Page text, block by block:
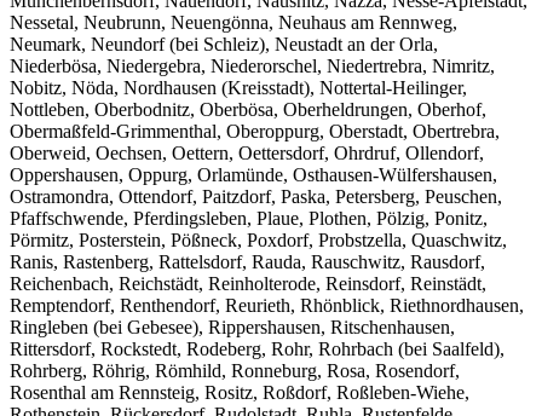
Nessetal, Neubrunn, Neuengönna, Neuhaus am Rennweg,
Neumark, Neundorf (bei Schleiz), Neustadt an der Orla,
Niederbösa, Niedergebra, Niederorschel, Niedertrebra, Nimritz,
Nobitz, Nöda, Nordhausen (Kreisstadt), Nottertal-Heilinger,
Nottleben, Oberbodnitz, Oberbösa, Oberheldrungen, Oberhof,
Obermaßfeld-Grimmenthal, Oberoppurg, Oberstadt, Obertrebra,
Oberweid, Oechsen, Oettern, Oettersdorf, Ohrdruf, Ollendorf,
Oppershausen, Oppurg, Orlamünde, Osthausen-Wülfershausen,
Ostramondra, Ottendorf, Paitzdorf, Paska, Petersberg, Peuschen,
Pfaffschwende, Pferdingsleben, Plaue, Plothen, Pölzig, Ponitz,
Pörmitz, Posterstein, Pößneck, Poxdorf, Probstzella, Quaschwitz,
Ranis, Rastenberg, Rattelsdorf, Rauda, Rauschwitz, Rausdorf,
Reichenbach, Reichstädt, Reinholterode, Reinsdorf, Reinstädt,
Remptendorf, Renthendorf, Reurieth, Rhönblick, Riethnordhausen,
Ringleben (bei Gebesee), Rippershausen, Ritschenhausen,
Rittersdorf, Rockstedt, Rodeberg, Rohr, Rohrbach (bei Saalfeld),
Rohrberg, Röhrig, Römhild, Ronneburg, Rosa, Rosendorf,
Rosenthal am Rennsteig, Rositz, Roßdorf, Roßleben-Wiehe,